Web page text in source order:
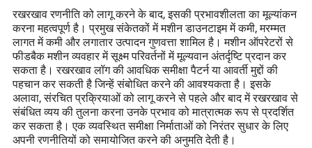
रखरखाव रणनीति को लागू करने के बाद, इसकी प्रभावशीलता का मूल्यांकन
करना महत्वपूर्ण है। प्रमुख संकेतकों में मशीन डाउनटाइम में कमी, मरम्मत
लागत में कमी और लगातार उत्पादन गुणवत्ता शामिल है। मशीन ऑपरेटरों से
फीडबैक मशीन व्यवहार में सूक्ष्म परिवर्तनों में मूल्यवान अंतर्दृष्टि प्रदान कर
सकता है। रखरखाव लॉग की आवधिक समीक्षा पैटर्न या आवर्ती मुद्दों की
पहचान कर सकती है जिन्हें संबोधित करने की आवश्यकता है। इसके
अलावा, संरचित प्रक्रियाओं को लागू करने से पहले और बाद में रखरखाव से
संबंधित व्यय की तुलना करना उनके प्रभाव को मात्रात्मक रूप से प्रदर्शित
कर सकता है। एक व्यवस्थित समीक्षा निर्माताओं को निरंतर सुधार के लिए
अपनी रणनीतियों को समायोजित करने की अनुमति देती है।